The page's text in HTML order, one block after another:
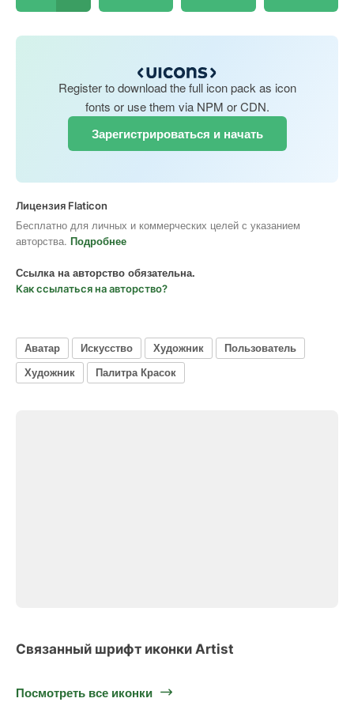
Register to download the full icon pack as icon
fonts or use them via NPM or CDN.
Зарегистрироваться и начать
Лицензия Flaticon
Бесплатно для личных и коммерческих целей с указанием
авторства. Подробнее
Ссылка на авторство обязательна.
Как ссылаться на авторство?
Аватар Искусство Художник
Пользователь
Художник
Палитра Красок
Связанный шрифт иконки Artist
Посмотреть все иконки